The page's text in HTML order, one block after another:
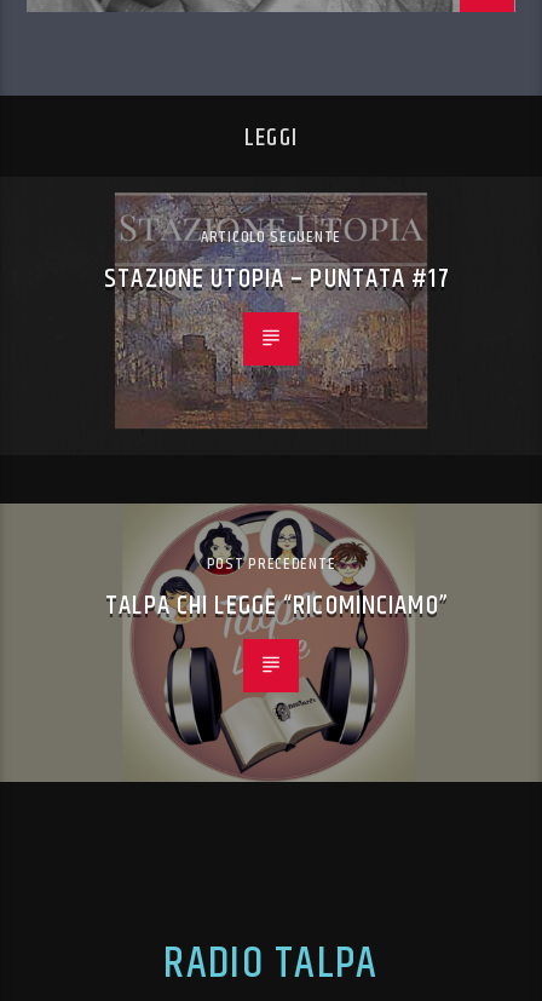
LEGGI
ARTICOLO SEGUENTE
STAZIONE UTOPIA – PUNTATA #17
POST PRECEDENTE
TALPA CHI LEGGE “RICOMINCIAMO”
RADIO TALPA